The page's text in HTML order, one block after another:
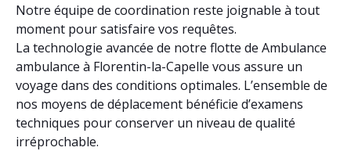
Notre équipe de coordination reste joignable à tout
moment pour satisfaire vos requêtes.
La technologie avancée de notre flotte de Ambulance
ambulance à Florentin-la-Capelle vous assure un
voyage dans des conditions optimales. L’ensemble de
nos moyens de déplacement bénéficie d’examens
techniques pour conserver un niveau de qualité
irréprochable.